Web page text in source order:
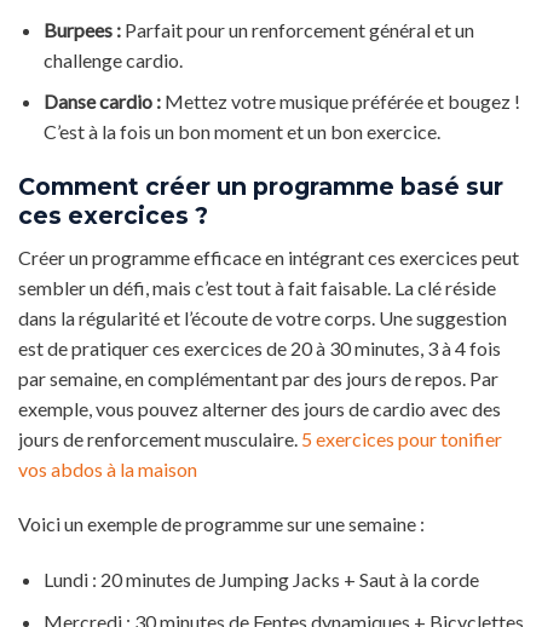
Burpees :Parfait pour un renforcement général et un
challenge cardio.
Danse cardio :Mettez votre musique préférée et bougez !
C’est à la fois un bon moment et un bon exercice.
Comment créer un programme basé sur
ces exercices ?
Créer un programme efficace en intégrant ces exercices peut
sembler un défi, mais c’est tout à fait faisable. La clé réside
dans la régularité et l’écoute de votre corps. Une suggestion
est de pratiquer ces exercices de 20 à 30 minutes, 3 à 4 fois
par semaine, en complémentant par des jours de repos. Par
exemple, vous pouvez alterner des jours de cardio avec des
jours de renforcement musculaire. 5 exercices pour tonifier
vos abdos à la maison
Voici un exemple de programme sur une semaine :
Lundi : 20 minutes de Jumping Jacks + Saut à la corde
Mercredi : 30 minutes de Fentes dynamiques + Bicyclettes